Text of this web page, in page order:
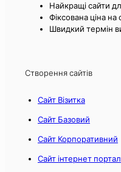
Найкращі сайти
Фіксована ціна
Швидкий термін
Створення сайтів
Сайт Візитка
Сайт Базовий
Сайт Корпоративний
Сайт інтернет портал